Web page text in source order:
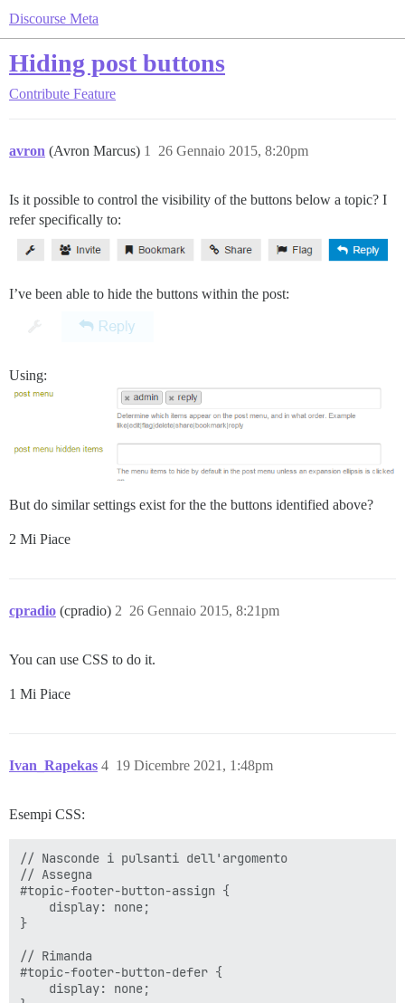
Discourse Meta
Hiding post buttons
Contribute Feature
avron (Avron Marcus) 26 Gennaio 2015, 8:20pm
1
Is it possible to control the visibility of the buttons below a topic? I
refer specifically to:
I’ve been able to hide the buttons within the post:
Using:
But do similar settings exist for the the buttons identified above?
2 Mi Piace
cpradio (cpradio) 26 Gennaio 2015, 8:21pm
2
You can use CSS to do it.
1 Mi Piace
Ivan_Rapekas 19 Dicembre 2021, 1:48pm
4
Esempi CSS:
// Nasconde i pulsanti dell'argomento
// Assegna
#topic-footer-button-assign {
}
// Rimanda
#topic-footer-button-defer {